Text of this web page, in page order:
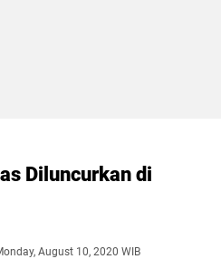
Diluncurkan di
August 10, 2020 WIB